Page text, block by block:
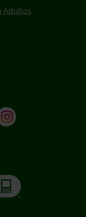
Adultos
inglés)(en inglés)
Instagram (en